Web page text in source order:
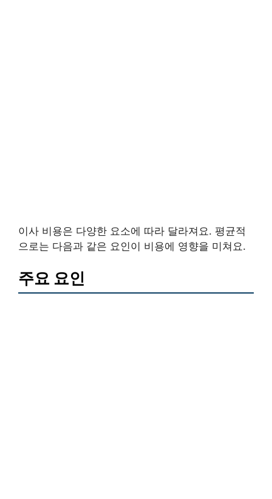
이사 비용은 다양한 요소에 따라 달라져요. 평균적
으로는 다음과 같은 요인이 비용에 영향을 미쳐요.
주요 요인